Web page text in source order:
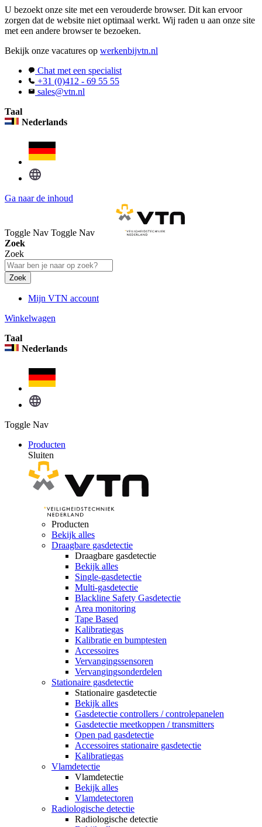
U bezoekt onze site met een verouderde browser. Dit kan ervoor
zorgen dat de website niet optimaal werkt. Wij raden u aan onze site
met een andere browser te bezoeken.
Bekijk onze vacatures op werkenbijvtn.nl
Chat met een specialist
+31 (0)412 - 69 55 55
sales@vtn.nl
Taal
Nederlands
Ga naar de inhoud
Toggle Nav Toggle Nav
Zoek
Zoek
Zoek
Mijn VTN account
Winkelwagen
Taal
Nederlands
Toggle Nav
Producten
Sluiten
Producten
Bekijk alles
Draagbare gasdetectie
Draagbare gasdetectie
Bekijk alles
Single-gasdetectie
Multi-gasdetectie
Blackline Safety Gasdetectie
Area monitoring
Tape Based
Kalibratiegas
Kalibratie en bumptesten
Accessoires
Vervangingssensoren
Vervangingsonderdelen
Stationaire gasdetectie
Stationaire gasdetectie
Bekijk alles
Gasdetectie controllers / controlepanelen
Gasdetectie meetkoppen / transmitters
Open pad gasdetectie
Accessoires stationaire gasdetectie
Kalibratiegas
Vlamdetectie
Vlamdetectie
Bekijk alles
Vlamdetectoren
Radiologische detectie
Radiologische detectie